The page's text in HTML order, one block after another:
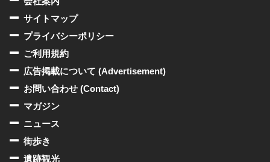
サイトマップ
プライバシーポリシー
ご利用規約
広告掲載について (Advertisement)
お問い合わせ (Contact)
マガジン
ニュース
街歩き
遺跡観光